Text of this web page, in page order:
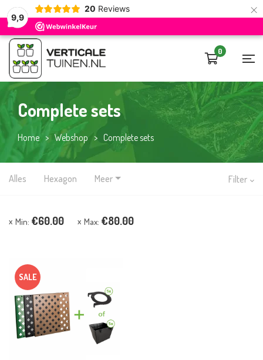
9,9
20 Reviews ×
0
Complete sets
Home > Webshop > Complete sets
Alles Hexagon Meer Filter
Min: €60.00 Max: €80.00
SALE